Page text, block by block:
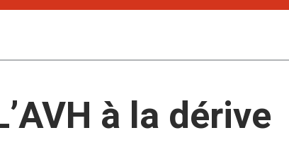
à la dérive